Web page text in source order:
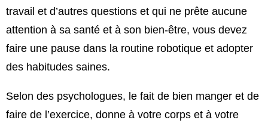
travail et d’autres questions et qui ne prête aucune
attention à sa santé et à son bien-être, vous devez
faire une pause dans la routine robotique et adopter
des habitudes saines.
Selon des psychologues, le fait de bien manger et de
faire de l’exercice, donne à votre corps et à votre